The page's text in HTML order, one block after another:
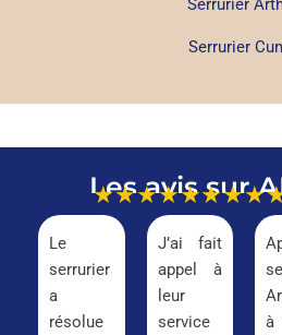
Serrurier
Serrurier
Les avis sur
★★★★★
Le
serrurier
a
résolue
J’ai fait
appel à
leur
service
à